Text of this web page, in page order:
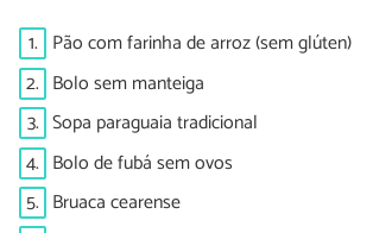
1. Pão com farinha de arroz (sem glúten)
2. Bolo sem manteiga
3. Sopa paraguaia tradicional
4. Bolo de fubá sem ovos
5. Bruaca cearense